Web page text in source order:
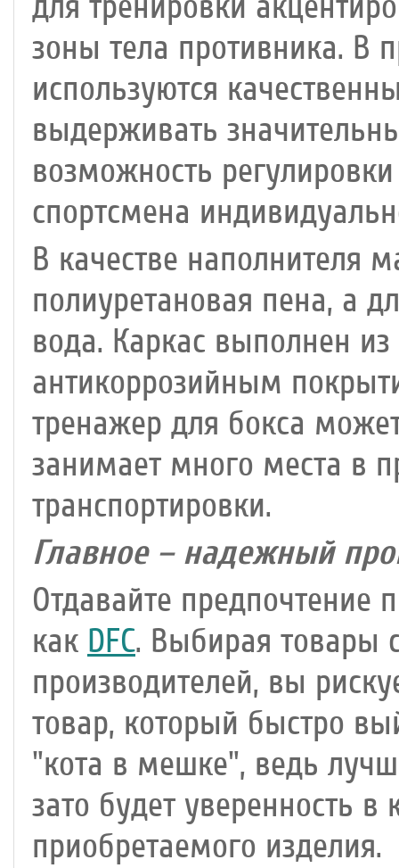
зоны тела противника. В
используются
выдерживать
возможность
спортсмена
В качестве наполнителя
полиуретановая пена, а
вода. Каркас выполнен
антикоррозийным
тренажер для бокса
занимает много места в
транспортировки.
Главное – надежный
Отдавайте
как DFC. Выбирая товары
производителей, вы
товар, который быстро
"кота в мешке", ведь
зато будет уверенность в
приобретаемого изделия.